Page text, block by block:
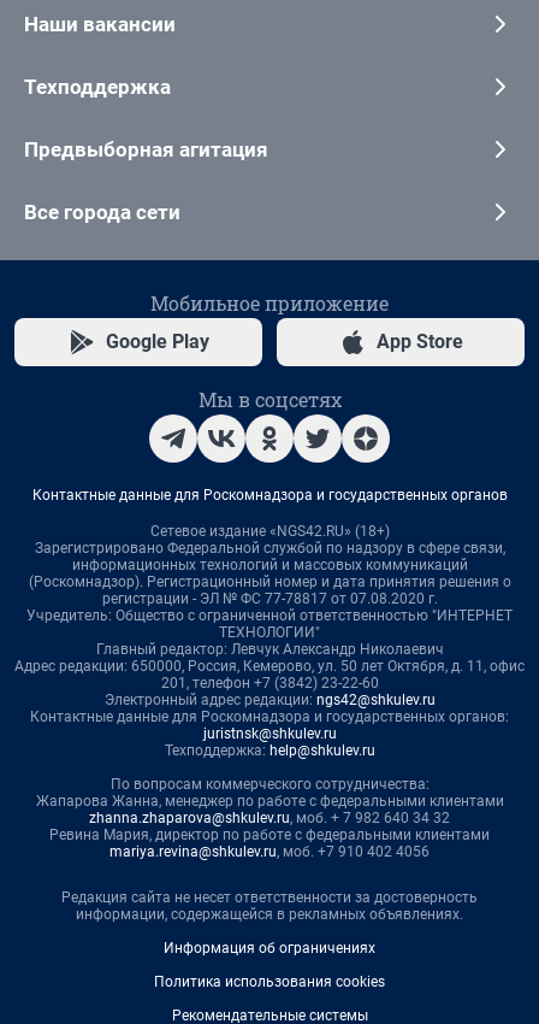
Наши вакансии
Техподдержка
Предвыборная агитация
Все города сети
Мобильное приложение
Google Play App Store
Мы в соцсетях
Контактные данные для Роскомнадзора и государственных органов
Сетевое издание «NGS42.RU» (18+)
Зарегистрировано Федеральной службой по надзору в сфере связи,
информационных технологий и массовых коммуникаций
(Роскомнадзор). Регистрационный номер и дата принятия решения о
регистрации - ЭЛ № ФС 77-78817 от 07.08.2020 г.
Учредитель: Общество с ограниченной ответственностью "ИНТЕРНЕТ
ТЕХНОЛОГИИ"
Главный редактор: Левчук Александр Николаевич
Адрес редакции: 650000, Россия, Кемерово, ул. 50 лет Октября, д. 11, офис
201, телефон +7 (3842) 23-22-60
Электронный адрес редакции: ngs42@shkulev.ru
Контактные данные для Роскомнадзора и государственных органов:
juristnsk@shkulev.ru
Техподдержка: help@shkulev.ru
По вопросам коммерческого сотрудничества:
Жапарова Жанна, менеджер по работе с федеральными клиентами
zhanna.zhaparova@shkulev.ru, моб. + 7 982 640 34 32
Ревина Мария, директор по работе с федеральными клиентами
mariya.revina@shkulev.ru, моб. +7 910 402 4056
Редакция сайта не несет ответственности за достоверность
информации, содержащейся в рекламных объявлениях.
Информация об ограничениях
Политика использования cookies
Рекомендательные системы